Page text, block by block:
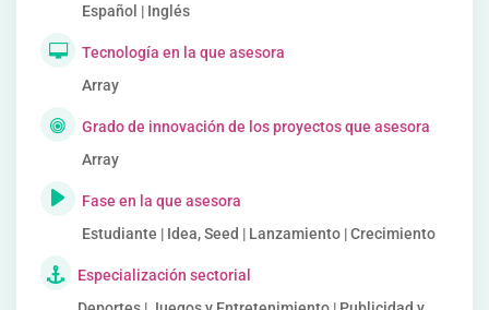
Español | Inglés
Tecnología en la que asesora
Array
Grado de innovación de los proyectos que asesora
Array
Fase en la que asesora
Estudiante | Idea, Seed | Lanzamiento | Crecimiento
Especialización sectorial